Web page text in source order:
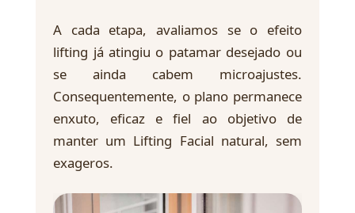
A cada etapa, avaliamos se o efeito
lifting já atingiu o patamar desejado ou
se ainda cabem microajustes.
Consequentemente, o plano permanece
enxuto, eficaz e fiel ao objetivo de
manter um Lifting Facial natural, sem
exageros.